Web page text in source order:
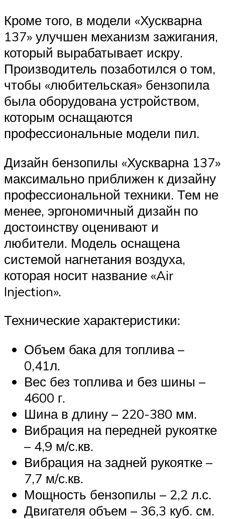
Кроме того, в модели «Хускварна
137» улучшен механизм зажигания,
который вырабатывает искру.
Производитель позаботился о том,
чтобы «любительская» бензопила
была оборудована устройством,
которым оснащаются
профессиональные модели пил.
Дизайн бензопилы «Хускварна 137»
максимально приближен к дизайну
профессиональной техники. Тем не
менее, эргономичный дизайн по
достоинству оценивают и
любители. Модель оснащена
системой нагнетания воздуха,
которая носит название «Air
Injection».
Технические характеристики:
Объем бака для топлива –
0,41л.
Вес без топлива и без шины –
4600 г.
Шина в длину – 220-380 мм.
Вибрация на передней рукоятке
– 4,9 м/с.кв.
Вибрация на задней рукоятке –
7,7 м/с.кв.
Мощность бензопилы – 2,2 л.с.
Двигателя объем – 36,3 куб. см.